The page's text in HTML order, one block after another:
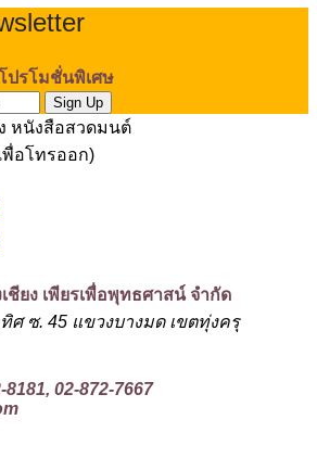
ปรโมชั่นพิเศษ
Sign Up
พื่อโทรออก)
ชียง เพียรเพื่อพุทธศาสน์ จำกัด
ศ ซ. 45 แขวงบางมด เขตทุ่งครุ
8181, 02-872-7667